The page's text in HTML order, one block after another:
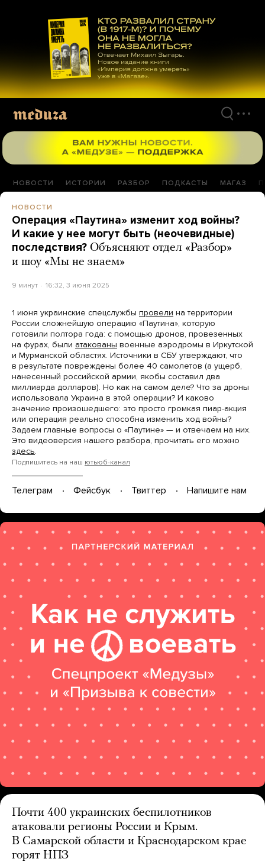
материалам
НОВОСТИ ИСТОРИИ РАЗБОР ПОДКАСТЫ МАГАЗ
НОВОСТИ
Операция «Паутина» изменит ход войны?
И какие у нее могут быть (неочевидные)
последствия? Объясняют отдел «Разбор»
и шоу «Мы не знаем»
9 минут 16:32, 3 июня 2025
1 июня украинские спецслужбы провели на территории
России сложнейшую операцию «Паутина», которую
готовили полтора года: с помощью дронов, провезенных
на фурах, были атакованы военные аэродромы в Иркутской
и Мурманской областях. Источники в СБУ утверждают, что
в результате повреждены более 40 самолетов (а ущерб,
нанесенный российской армии, якобы составил два
миллиарда долларов). Но как на самом деле? Что за дроны
использовала Украина в этой операции? И каково
значение произошедшего: это просто громкая пиар-акция
или операция реально способна изменить ход войны?
Задаем главные вопросы о «Паутине» — и отвечаем на них.
Это видеоверсия нашего разбора, прочитать его можно
здесь.
Подпишитесь на наш ютьюб-канал
Телеграм Фейсбук Твиттер Напишите нам
Почти 400 украинских беспилотников
атаковали регионы России и Крым.
В Самарской области и Краснодарском крае
горят НПЗ